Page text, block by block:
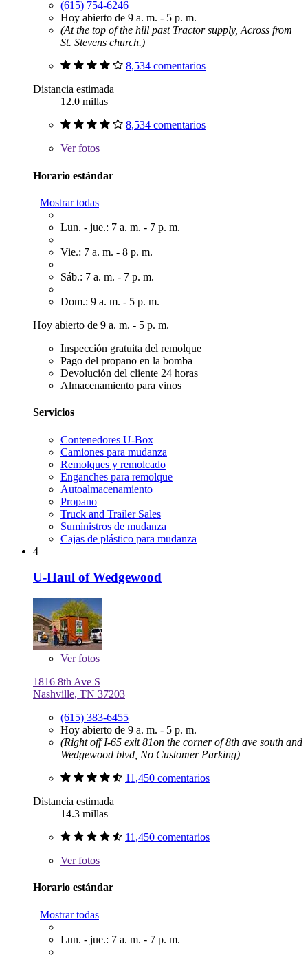
(615) 754-6246
Hoy abierto de 9 a. m. - 5 p. m.
(At the top of the hill past Tractor supply, Across from
St. Stevens church.)
8,534 comentarios
Distancia estimada
12.0 millas
8,534 comentarios
Verfotos
Horario estándar
Mostrar todas
Lun. - jue.: 7 a. m. - 7 p. m.
Vie.: 7 a. m. - 8 p. m.
Sáb.: 7 a. m. - 7 p. m.
Dom.: 9 a. m. - 5 p. m.
Hoy abierto de 9 a. m. - 5 p. m.
Inspección gratuita del remolque
Pago del propano en la bomba
Devolución del cliente 24 horas
Almacenamiento para vinos
Servicios
Contenedores U-Box
Camiones para mudanza
Remolques y remolcado
Enganches para remolque
Autoalmacenamiento
Propano
Truck and Trailer Sales
Suministros de mudanza
Cajas de plástico para mudanza
4
U-Haul of Wedgewood
Verfotos
1816 8th Ave S
Nashville, TN 37203
(615) 383-6455
Hoy abierto de 9 a. m. - 5 p. m.
(Right off I-65 exit 81on the corner of 8th ave south and
Wedgewood blvd, No Customer Parking)
11,450 comentarios
Distancia estimada
14.3 millas
11,450 comentarios
Verfotos
Horario estándar
Mostrar todas
Lun. - jue.: 7 a. m. - 7 p. m.